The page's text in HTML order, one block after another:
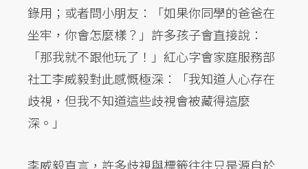
錄用；或者問小朋友：「如果你同學的爸爸在
坐牢，你會怎麼樣？」許多孩子會直接說：
「那我就不跟他玩了！」紅心字會家庭服務部
社工李威毅對此感慨極深：「我知道人心存在
歧視，但我不知道這些歧視會被藏得這麼
深。」
李威毅直言，許多歧視與標籤往往只是源自於